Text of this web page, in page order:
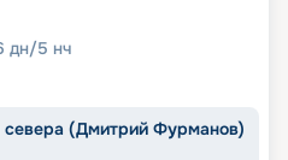
дн/5 нч
(Дмитрий Фурманов)